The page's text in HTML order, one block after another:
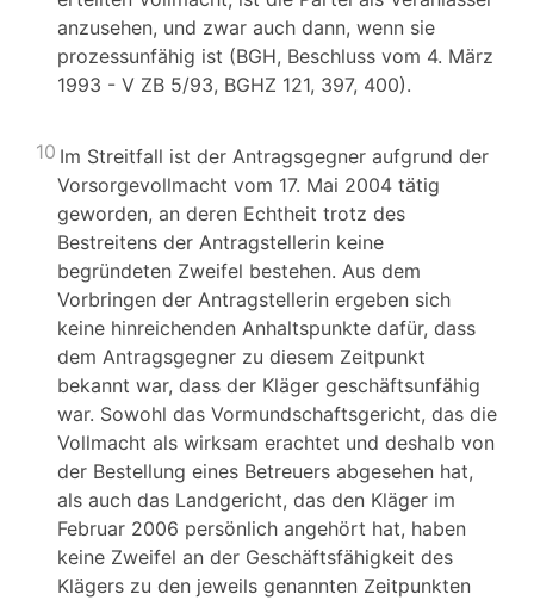
anzusehen, und zwar auch dann, wenn sie
prozessunfähig ist (BGH, Beschluss vom 4. März
1993 - V ZB 5/93, BGHZ 121, 397, 400).
10 Im Streitfall ist der Antragsgegner aufgrund der
Vorsorgevollmacht vom 17. Mai 2004 tätig
geworden, an deren Echtheit trotz des
Bestreitens der Antragstellerin keine
begründeten Zweifel bestehen. Aus dem
Vorbringen der Antragstellerin ergeben sich
keine hinreichenden Anhaltspunkte dafür, dass
dem Antragsgegner zu diesem Zeitpunkt
bekannt war, dass der Kläger geschäftsunfähig
war. Sowohl das Vormundschaftsgericht, das die
Vollmacht als wirksam erachtet und deshalb von
der Bestellung eines Betreuers abgesehen hat,
als auch das Landgericht, das den Kläger im
Februar 2006 persönlich angehört hat, haben
keine Zweifel an der Geschäftsfähigkeit des
Klägers zu den jeweils genannten Zeitpunkten